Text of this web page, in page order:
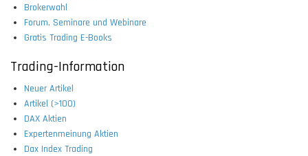
Brokerwahl
Forum, Seminare und Webinare
Gratis Trading E-Books
Trading-Information
Neuer Artikel
Artikel (>100)
DAX Aktien
Expertenmeinung Aktien
Dax Index Trading